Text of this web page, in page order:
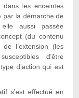
dans les enceintes
par la démarche de
aussi passée
(du contenu
l’extension (les
d’être
d’action qui est
s’est effectué en